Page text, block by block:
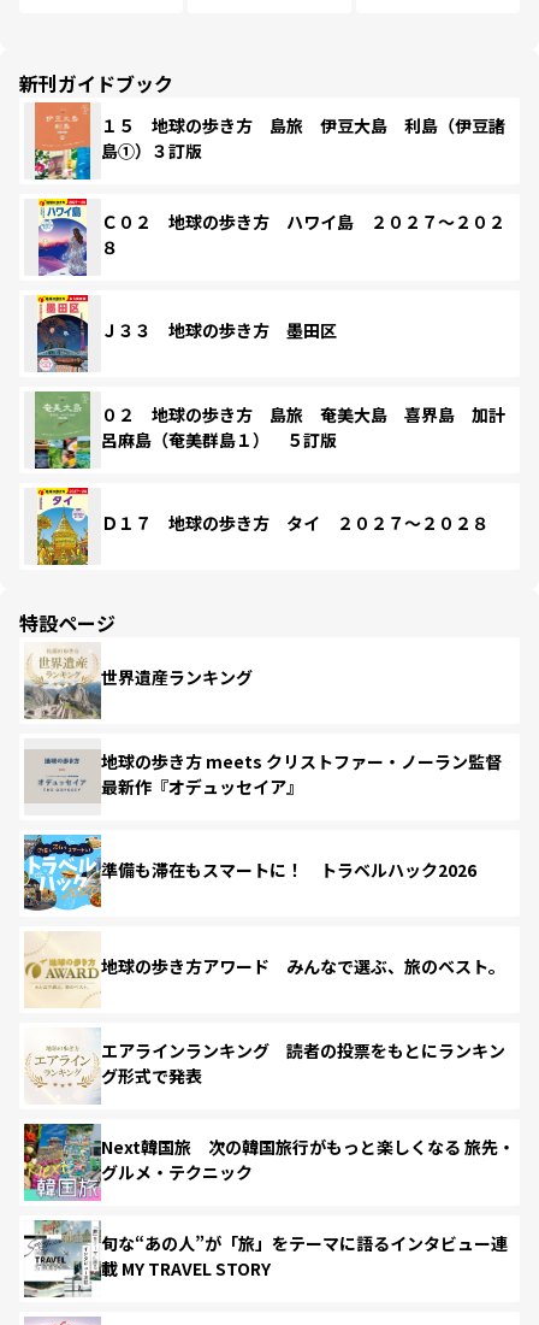
新刊ガイドブック
１５ 地球の歩き方 島旅 伊豆大島 利島（伊豆諸
島①）３訂版
Ｃ０２ 地球の歩き方 ハワイ島 ２０２７～２０２
８
Ｊ３３ 地球の歩き方 墨田区
０２ 地球の歩き方 島旅 奄美大島 喜界島 加計
呂麻島（奄美群島１） ５訂版
Ｄ１７ 地球の歩き方 タイ ２０２７～２０２８
特設ページ
世界遺産ランキング
地球の歩き方 meets クリストファー・ノーラン監督
最新作『オデュッセイア』
準備も滞在もスマートに！ トラベルハック2026
地球の歩き方アワード みんなで選ぶ、旅のベスト。
エアラインランキング 読者の投票をもとにランキン
グ形式で発表
Next韓国旅 次の韓国旅行がもっと楽しくなる 旅先・
グルメ・テクニック
旬な“あの人”が「旅」をテーマに語るインタビュー連
載 MY TRAVEL STORY